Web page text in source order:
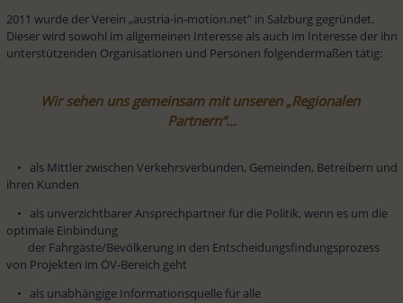
2011 wurde der Verein „austria-in-motion.net” in Salzburg gegründet.
Dieser wird sowohl im allgemeinen Interesse als auch im Interesse der ihn
unterstützenden Organisationen und Personen folgendermaßen tätig:
Wir sehen uns gemeinsam mit unseren „Regionalen
Partnern“...
ihren Kunden
optimale Einbindung
von Projekten im ÖV-Bereich geht
    •   als unabhängige Informationsquelle für alle